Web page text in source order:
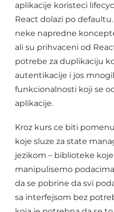
aplikacije koristeci
React dolazi po
neke napredne
ali su prihvaceni od
potrebe za duplikaciju
autentikacije i jos
funkcionalnosti koji se
aplikacije.
Kroz kurs ce biti
koje sluze za state
jezikom – biblioteke
manipulisemo
da se pobrine da svi
sa interfejsom bez